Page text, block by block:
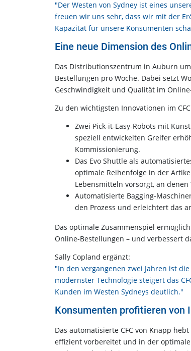
"Der Westen von Sydney ist eines
freuen wir uns sehr, dass wir mit der
Kapazität für unsere Konsumenten
Eine neue Dimension des
Das Distributionszentrum in Auburn
Bestellungen pro Woche. Dabei setzt
Geschwindigkeit und Qualität im
Zu den wichtigsten Innovationen im
Zwei Pick-it-Easy-Robots mit
speziell entwickelten Greifer
Kommissionierung.
Das Evo Shuttle als
optimale Reihenfolge in der
Lebensmitteln vorsorgt, an
Automatisierte Bagging-
den Prozess und erleichtert das
Das optimale Zusammenspiel
Online-Bestellungen – und verbessert
Sally Copland ergänzt:
"In den vergangenen zwei Jahren ist
modernster Technologie steigert das
Kunden im Westen Sydneys deutlich."
Konsumenten profitieren von
Das automatisierte CFC von Knapp
effizient vorbereitet und in der